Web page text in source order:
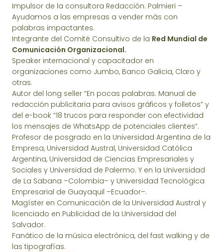
Impulsor de la consultora Redacción: Palmieri –
Ayudamos a las empresas a vender más con
palabras impactantes.
Integrante del Comité Consultivo de la Red Mundial de
Comunicación Organizacional.
Speaker internacional y capacitador en
organizaciones como Jumbo, Banco Galicia, Claro y
otras.
Autor del long seller “En pocas palabras. Manual de
redacción publicitaria para avisos gráficos y folletos” y
del e-book “18 trucos para responder con efectividad
los mensajes de WhatsApp de potenciales clientes”.
Profesor de posgrado en la Universidad Argentina de la
Empresa, Universidad Austral, Universidad Católica
Argentina, Universidad de Ciencias Empresariales y
Sociales y Universidad de Palermo. Y en la Universidad
de La Sabana –Colombia– y Universidad Tecnológica
Empresarial de Guayaquil –Ecuador–.
Magíster en Comunicación de la Universidad Austral y
licenciado en Publicidad de la Universidad del
Salvador.
Fanático de la música electrónica, del fast walking y de
las tipografías.